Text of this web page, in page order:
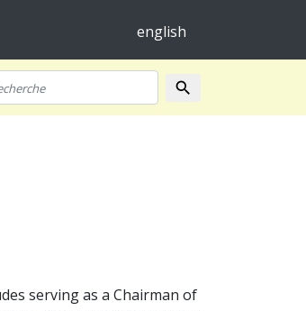
english
search
serving as a Chairman of